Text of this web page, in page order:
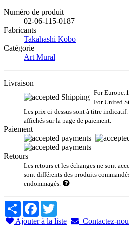
Numéro de produit
02-06-115-0187
Fabricants
Takahashi Kobo
Catégorie
Art Mural
Livraison
For
For United
Les prix ci-dessus sont à titre
affichés sur la page de paiement.
Paiement
Retours
Les retours et les échanges ne sont
sont différents des produits
endommagés.
Share Facebook
Ajouter à la liste
Contactez-